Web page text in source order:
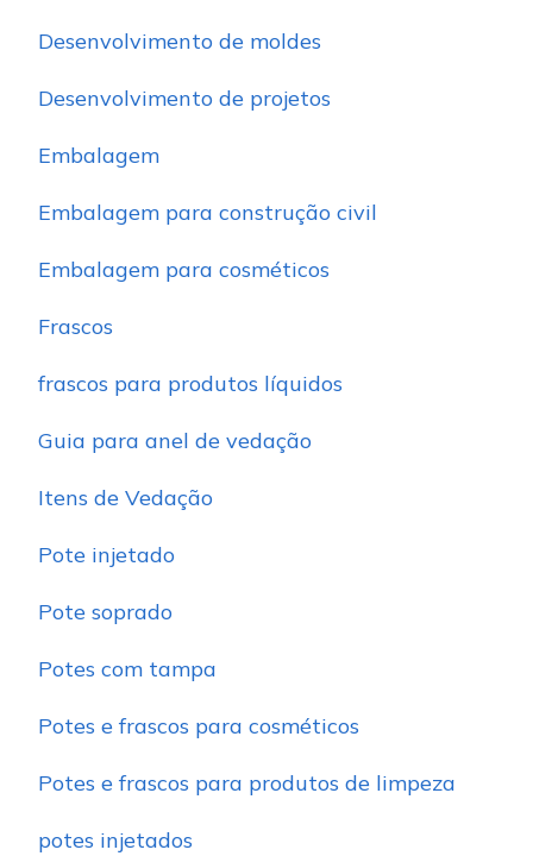
Desenvolvimento de moldes
Desenvolvimento de projetos
Embalagem
Embalagem para construção civil
Embalagem para cosméticos
Frascos
frascos para produtos líquidos
Guia para anel de vedação
Itens de Vedação
Pote injetado
Pote soprado
Potes com tampa
Potes e frascos para cosméticos
Potes e frascos para produtos de limpeza
potes injetados